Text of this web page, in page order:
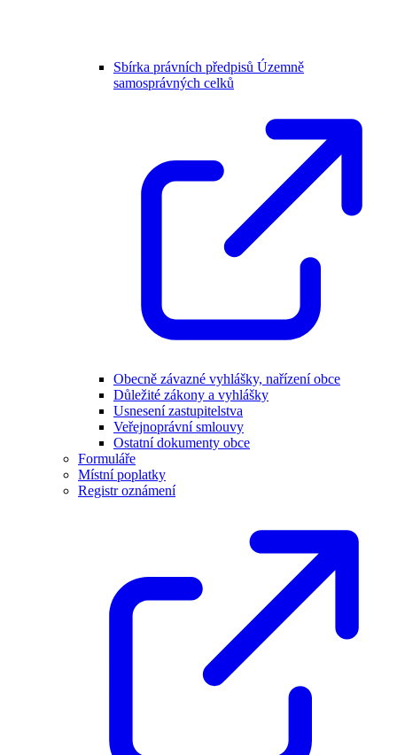
Sbírka právních předpisů Územně
samosprávných celků
Obecně závazné vyhlášky, nařízení obce
Důležité zákony a vyhlášky
Usnesení zastupitelstva
Veřejnoprávní smlouvy
Ostatní dokumenty obce
Formuláře
Místní poplatky
Registr oznámení